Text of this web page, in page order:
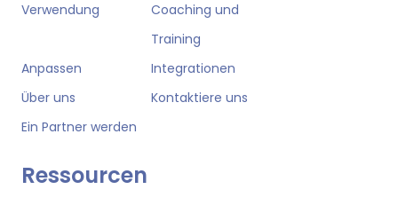
Verwendung
Coaching und
Training
Anpassen
Integrationen
Über uns
Kontaktiere uns
Ein Partner werden
Ressourcen